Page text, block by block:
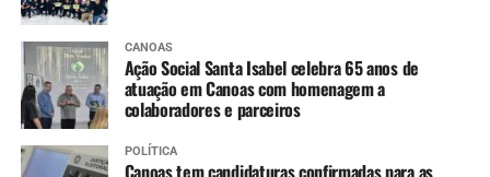
CANOAS
Ação Social Santa Isabel celebra 65 anos de
atuação em Canoas com homenagem a
colaboradores e parceiros
POLÍTICA